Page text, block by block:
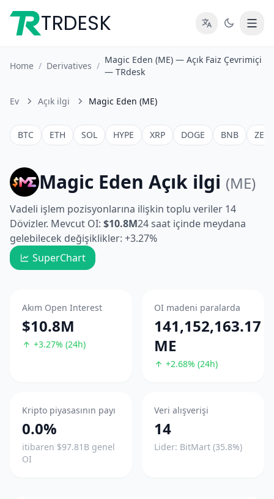
TRDESK
Home / Derivatives /
Magic Eden (ME) — Açık Faiz Çevrimiçi
— TRdesk
Ev Açık ilgi Magic Eden (ME)
BTC ETH SOL HYPE XRP DOGE BNB ZEC
Magic Eden Açık ilgi (ME)
Vadeli işlem pozisyonlarına ilişkin toplu veriler 14
Dövizler. Mevcut OI: $10.8M24 saat içinde meydana
gelebilecek değişiklikler: +3.27%
SuperChart
Akım Open Interest
$10.8M
+3.27% (24h)
OI madeni paralarda
141,152,163.17
ME
+2.68% (24h)
Kripto piyasasının payı
0.0%
itibaren $97.81B genel
OI
Veri alışverişi
14
Lider: BitMart (35.8%)